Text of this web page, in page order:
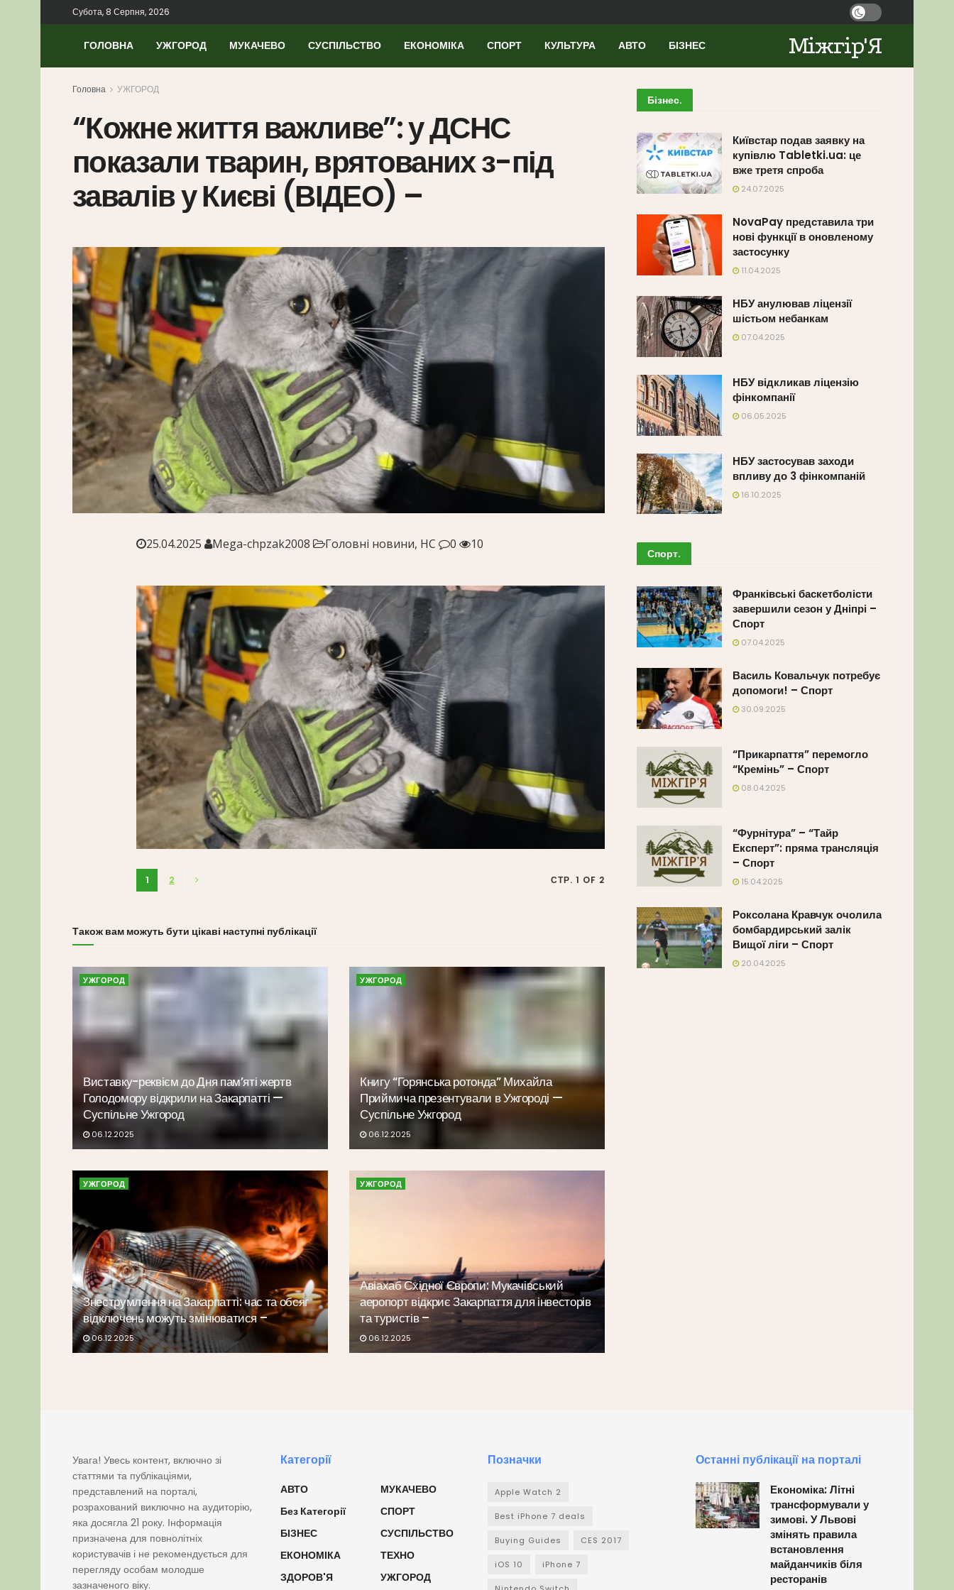
Субота, 8 Серпня, 2026
ГОЛОВНА УЖГОРОД МУКАЧЕВО СУСПІЛЬСТВО ЕКОНОМІКА СПОРТ КУЛЬТУРА АВТО БІЗНЕС Міжгір'Я
Головна УЖГОРОД
“Кожне життя важливе”: у ДСНС
показали тварин, врятованих з-під
завалів у Києві (ВІДЕО) –
25.04.2025 Mega-chpzak2008 Головні новини, НС 0 10
СТР. 1 OF 2
1 2
Також вам можуть бути цікаві наступні публікації
УЖГОРОД
Виставку-реквієм до Дня пам’яті жертв
Голодомору відкрили на Закарпатті —
Суспільне Ужгород
06.12.2025
УЖГОРОД
Книгу “Горянська ротонда” Михайла
Приймича презентували в Ужгороді —
Суспільне Ужгород
06.12.2025
УЖГОРОД
Знеструмлення на Закарпатті: час та обсяг
відключень можуть змінюватися –
06.12.2025
УЖГОРОД
Авіахаб Східної Європи: Мукачівський
аеропорт відкриє Закарпаття для інвесторів
та туристів –
06.12.2025
Бізнес.
Київстар подав заявку на
купівлю Tabletki.ua: це
вже третя спроба
24.07.2025
NovaPay представила три
нові функції в оновленому
застосунку
11.04.2025
НБУ анулював ліцензії
шістьом небанкам
07.04.2025
НБУ відкликав ліцензію
фінкомпанії
06.05.2025
НБУ застосував заходи
впливу до 3 фінкомпаній
16.10.2025
Спорт.
Франківські баскетболісти
завершили сезон у Дніпрі –
Спорт
07.04.2025
Василь Ковальчук потребує
допомоги! – Спорт
30.09.2025
“Прикарпаття” перемогло
“Кремінь” – Спорт
08.04.2025
“Фурнітура” – “Тайр
Експерт”: пряма трансляція
– Спорт
15.04.2025
Роксолана Кравчук очолила
бомбардирський залік
Вищої ліги – Спорт
20.04.2025
Увага! Увесь контент, включно зі
статтями та публікаціями,
представлений на порталі,
розрахований виключно на аудиторію,
яка досягла 21 року. Інформація
призначена для повнолітніх
користувачів і не рекомендується для
перегляду особам молодше
зазначеного віку.
Категорії
АВТО
Без Категорії
БІЗНЕС
ЕКОНОМІКА
ЗДОРОВ'Я
МУКАЧЕВО
СПОРТ
СУСПІЛЬСТВО
ТЕХНО
УЖГОРОД
Позначки
Apple Watch 2
Best iPhone 7 deals
Buying Guides CES 2017
iOS 10 iPhone 7
Останні публікації на порталі
Економіка: Літні
трансформували у
зимові. У Львові
змінять правила
встановлення
майданчиків біля
ресторанів